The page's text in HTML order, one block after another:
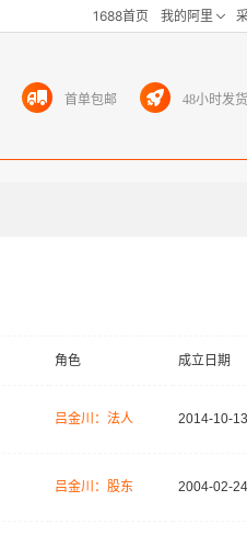
首单包邮 48小时发货
角色 成立日期
吕金川：法人 2014-10-13
吕金川：股东 2004-02-24